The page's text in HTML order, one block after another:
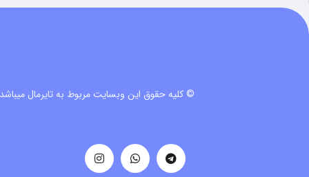
© کلیه حقوق این وبسایت مربوط به تایرمال